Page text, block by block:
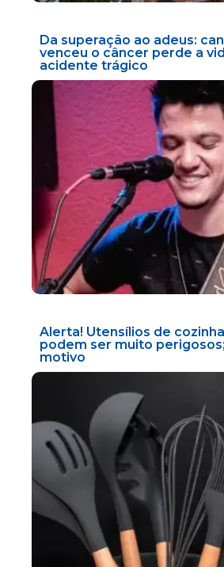
Da superação ao adeus:
venceu o câncer perde a
acidente trágico
Alerta! Utensílios de
podem ser muito
motivo